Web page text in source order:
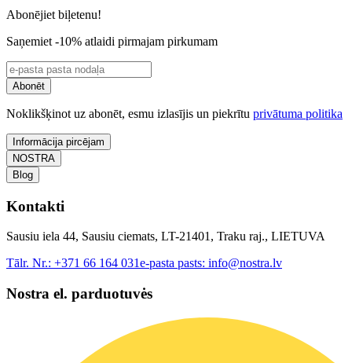
Abonējiet biļetenu!
Saņemiet -10% atlaidi pirmajam pirkumam
Abonēt
Noklikšķinot uz abonēt, esmu izlasījis un piekrītu privātuma politika
Informācija pircējam
NOSTRA
Blog
Kontakti
Sausiu iela 44, Sausiu ciemats, LT-21401, Traku raj., LIETUVA
Tālr. Nr.: +371 66 164 031e-pasta pasts: info@nostra.lv
Nostra el. parduotuvės